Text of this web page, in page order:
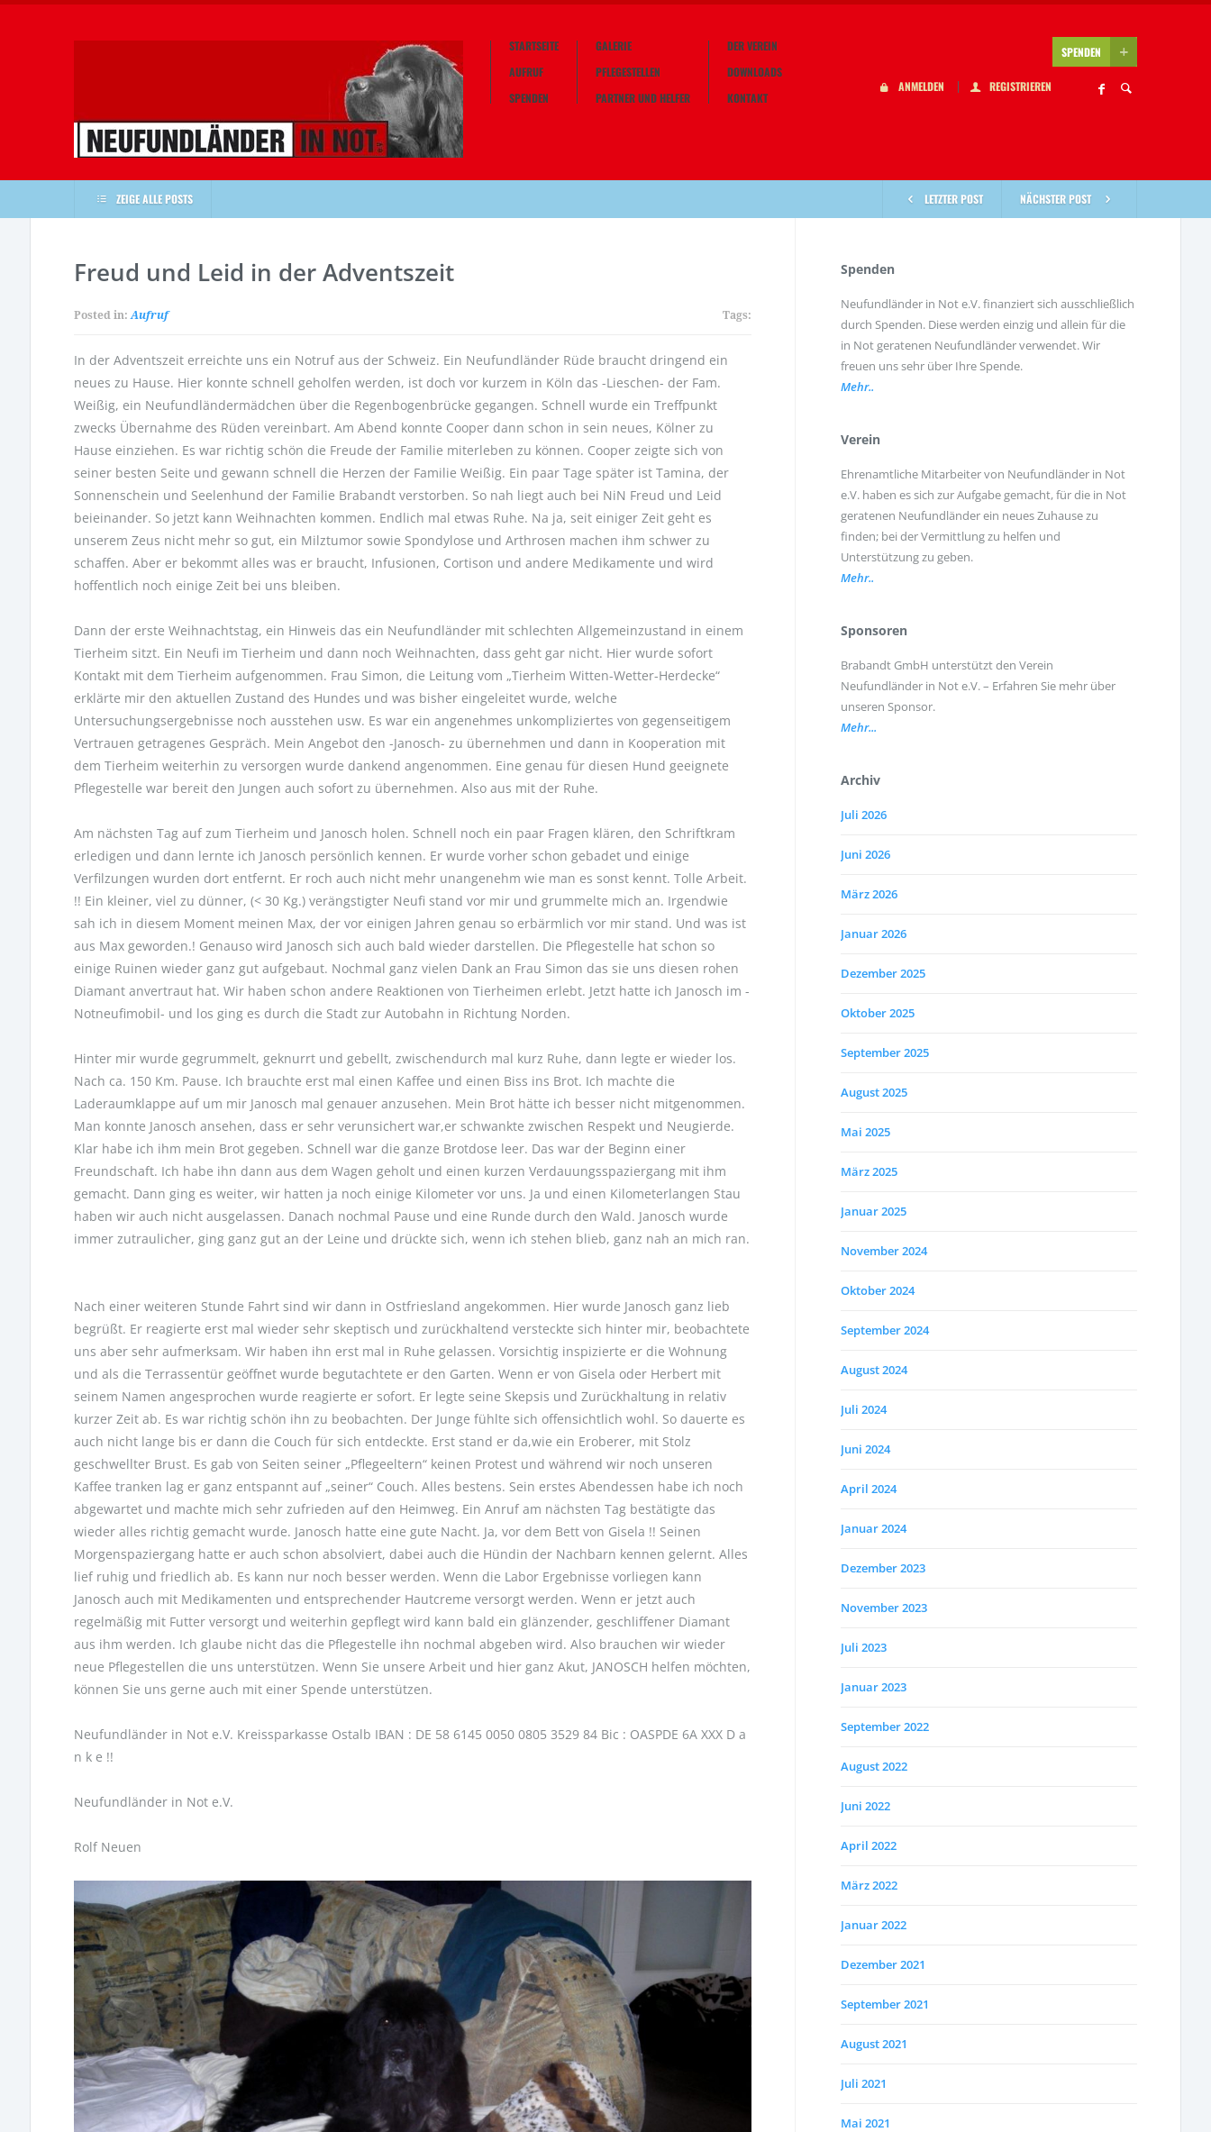
STARTSEITE
AUFRUF
SPENDEN
GALERIE
PFLEGESTELLEN
PARTNER UND HELFER
DER VEREIN
DOWNLOADS
KONTAKT
SPENDEN
ANMELDEN REGISTRIEREN
ZEIGE ALLE POSTS LETZTER POST NÄCHSTER POST
Freud und Leid in der Adventszeit
Posted in:Aufruf Tags:
In der Adventszeit erreichte uns ein Notruf aus der Schweiz. Ein Neufundländer Rüde braucht dringend ein
neues zu Hause. Hier konnte schnell geholfen werden, ist doch vor kurzem in Köln das -Lieschen- der Fam.
Weißig, ein Neufundländermädchen über die Regenbogenbrücke gegangen. Schnell wurde ein Treffpunkt
zwecks Übernahme des Rüden vereinbart. Am Abend konnte Cooper dann schon in sein neues, Kölner zu
Hause einziehen. Es war richtig schön die Freude der Familie miterleben zu können. Cooper zeigte sich von
seiner besten Seite und gewann schnell die Herzen der Familie Weißig. Ein paar Tage später ist Tamina, der
Sonnenschein und Seelenhund der Familie Brabandt verstorben. So nah liegt auch bei NiN Freud und Leid
beieinander. So jetzt kann Weihnachten kommen. Endlich mal etwas Ruhe. Na ja, seit einiger Zeit geht es
unserem Zeus nicht mehr so gut, ein Milztumor sowie Spondylose und Arthrosen machen ihm schwer zu
schaffen. Aber er bekommt alles was er braucht, Infusionen, Cortison und andere Medikamente und wird
hoffentlich noch einige Zeit bei uns bleiben.
Dann der erste Weihnachtstag, ein Hinweis das ein Neufundländer mit schlechten Allgemeinzustand in einem
Tierheim sitzt. Ein Neufi im Tierheim und dann noch Weihnachten, dass geht gar nicht. Hier wurde sofort
Kontakt mit dem Tierheim aufgenommen. Frau Simon, die Leitung vom „Tierheim Witten-Wetter-Herdecke“
erklärte mir den aktuellen Zustand des Hundes und was bisher eingeleitet wurde, welche
Untersuchungsergebnisse noch ausstehen usw. Es war ein angenehmes unkompliziertes von gegenseitigem
Vertrauen getragenes Gespräch. Mein Angebot den -Janosch- zu übernehmen und dann in Kooperation mit
dem Tierheim weiterhin zu versorgen wurde dankend angenommen. Eine genau für diesen Hund geeignete
Pflegestelle war bereit den Jungen auch sofort zu übernehmen. Also aus mit der Ruhe.
Am nächsten Tag auf zum Tierheim und Janosch holen. Schnell noch ein paar Fragen klären, den Schriftkram
erledigen und dann lernte ich Janosch persönlich kennen. Er wurde vorher schon gebadet und einige
Verfilzungen wurden dort entfernt. Er roch auch nicht mehr unangenehm wie man es sonst kennt. Tolle Arbeit.
!! Ein kleiner, viel zu dünner, (< 30 Kg.) verängstigter Neufi stand vor mir und grummelte mich an. Irgendwie
sah ich in diesem Moment meinen Max, der vor einigen Jahren genau so erbärmlich vor mir stand. Und was ist
aus Max geworden.! Genauso wird Janosch sich auch bald wieder darstellen. Die Pflegestelle hat schon so
einige Ruinen wieder ganz gut aufgebaut. Nochmal ganz vielen Dank an Frau Simon das sie uns diesen rohen
Diamant anvertraut hat. Wir haben schon andere Reaktionen von Tierheimen erlebt. Jetzt hatte ich Janosch im -
Notneufimobil- und los ging es durch die Stadt zur Autobahn in Richtung Norden.
Hinter mir wurde gegrummelt, geknurrt und gebellt, zwischendurch mal kurz Ruhe, dann legte er wieder los.
Nach ca. 150 Km. Pause. Ich brauchte erst mal einen Kaffee und einen Biss ins Brot. Ich machte die
Laderaumklappe auf um mir Janosch mal genauer anzusehen. Mein Brot hätte ich besser nicht mitgenommen.
Man konnte Janosch ansehen, dass er sehr verunsichert war,er schwankte zwischen Respekt und Neugierde.
Klar habe ich ihm mein Brot gegeben. Schnell war die ganze Brotdose leer. Das war der Beginn einer
Freundschaft. Ich habe ihn dann aus dem Wagen geholt und einen kurzen Verdauungsspaziergang mit ihm
gemacht. Dann ging es weiter, wir hatten ja noch einige Kilometer vor uns. Ja und einen Kilometerlangen Stau
haben wir auch nicht ausgelassen. Danach nochmal Pause und eine Runde durch den Wald. Janosch wurde
immer zutraulicher, ging ganz gut an der Leine und drückte sich, wenn ich stehen blieb, ganz nah an mich ran.
Nach einer weiteren Stunde Fahrt sind wir dann in Ostfriesland angekommen. Hier wurde Janosch ganz lieb
begrüßt. Er reagierte erst mal wieder sehr skeptisch und zurückhaltend versteckte sich hinter mir, beobachtete
uns aber sehr aufmerksam. Wir haben ihn erst mal in Ruhe gelassen. Vorsichtig inspizierte er die Wohnung
und als die Terrassentür geöffnet wurde begutachtete er den Garten. Wenn er von Gisela oder Herbert mit
seinem Namen angesprochen wurde reagierte er sofort. Er legte seine Skepsis und Zurückhaltung in relativ
kurzer Zeit ab. Es war richtig schön ihn zu beobachten. Der Junge fühlte sich offensichtlich wohl. So dauerte es
auch nicht lange bis er dann die Couch für sich entdeckte. Erst stand er da,wie ein Eroberer, mit Stolz
geschwellter Brust. Es gab von Seiten seiner „Pflegeeltern“ keinen Protest und während wir noch unseren
Kaffee tranken lag er ganz entspannt auf „seiner“ Couch. Alles bestens. Sein erstes Abendessen habe ich noch
abgewartet und machte mich sehr zufrieden auf den Heimweg. Ein Anruf am nächsten Tag bestätigte das
wieder alles richtig gemacht wurde. Janosch hatte eine gute Nacht. Ja, vor dem Bett von Gisela !! Seinen
Morgenspaziergang hatte er auch schon absolviert, dabei auch die Hündin der Nachbarn kennen gelernt. Alles
lief ruhig und friedlich ab. Es kann nur noch besser werden. Wenn die Labor Ergebnisse vorliegen kann
Janosch auch mit Medikamenten und entsprechender Hautcreme versorgt werden. Wenn er jetzt auch
regelmäßig mit Futter versorgt und weiterhin gepflegt wird kann bald ein glänzender, geschliffener Diamant
aus ihm werden. Ich glaube nicht das die Pflegestelle ihn nochmal abgeben wird. Also brauchen wir wieder
neue Pflegestellen die uns unterstützen. Wenn Sie unsere Arbeit und hier ganz Akut, JANOSCH helfen möchten,
können Sie uns gerne auch mit einer Spende unterstützen.
Neufundländer in Not e.V. Kreissparkasse Ostalb IBAN : DE 58 6145 0050 0805 3529 84 Bic : OASPDE 6A XXX D a
n k e !!
Neufundländer in Not e.V.
Rolf Neuen
Spenden
Neufundländer in Not e.V. finanziert sich ausschließlich
durch Spenden. Diese werden einzig und allein für die
in Not geratenen Neufundländer verwendet. Wir
freuen uns sehr über Ihre Spende.
Mehr..
Verein
Ehrenamtliche Mitarbeiter von Neufundländer in Not
e.V. haben es sich zur Aufgabe gemacht, für die in Not
geratenen Neufundländer ein neues Zuhause zu
finden; bei der Vermittlung zu helfen und
Unterstützung zu geben.
Mehr..
Sponsoren
Brabandt GmbH unterstützt den Verein
Neufundländer in Not e.V. – Erfahren Sie mehr über
unseren Sponsor.
Mehr...
Archiv
Juli 2026
Juni 2026
März 2026
Januar 2026
Dezember 2025
Oktober 2025
September 2025
August 2025
Mai 2025
März 2025
Januar 2025
November 2024
Oktober 2024
September 2024
August 2024
Juli 2024
Juni 2024
April 2024
Januar 2024
Dezember 2023
November 2023
Juli 2023
Januar 2023
September 2022
August 2022
Juni 2022
April 2022
März 2022
Januar 2022
Dezember 2021
September 2021
August 2021
Juli 2021
Mai 2021